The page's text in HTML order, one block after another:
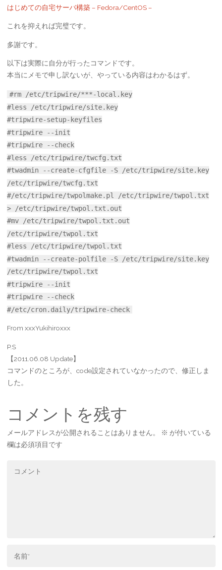
はじめての自宅サーバ構築 – Fedora/CentOS –
これを抑えれば完璧です。
多謝です。
以下は実際に自分が行ったコマンドです。
本当にメモで申し訳ないが、やっている内容はわかるはず。
#rm /etc/tripwire/***-local.key
#less /etc/tripwire/site.key
#tripwire-setup-keyfiles
#tripwire --init
#tripwire --check
#less /etc/tripwire/twcfg.txt
#twadmin --create-cfgfile -S /etc/tripwire/site.key
/etc/tripwire/twcfg.txt
#/etc/tripwire/twpolmake.pl /etc/tripwire/twpol.txt
> /etc/tripwire/twpol.txt.out
#mv /etc/tripwire/twpol.txt.out
/etc/tripwire/twpol.txt
#less /etc/tripwire/twpol.txt
#twadmin --create-polfile -S /etc/tripwire/site.key
/etc/tripwire/twpol.txt
#tripwire --init
#tripwire --check
#/etc/cron.daily/tripwire-check
From xxxYukihiroxxx
P.S
【2011.06.08 Update】
コマンドのところが、code設定されていなかったので、修正しま
した。
コメントを残す
メールアドレスが公開されることはありません。 ※ が付いている
欄は必須項目です